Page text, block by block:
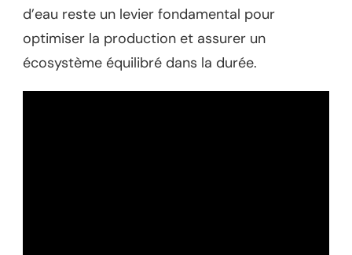
d’eau reste un levier fondamental pour
optimiser la production et assurer un
écosystème équilibré dans la durée.